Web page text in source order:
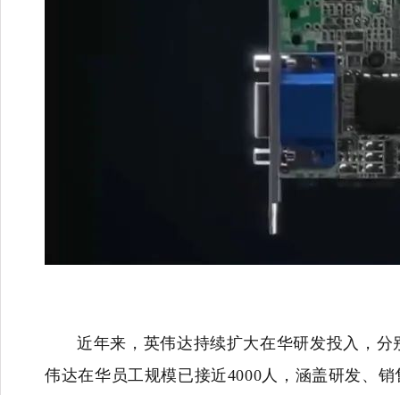
近年来，英伟达持续扩大在华研发投入，
伟达在华员工规模已接近4000人，涵盖研发、